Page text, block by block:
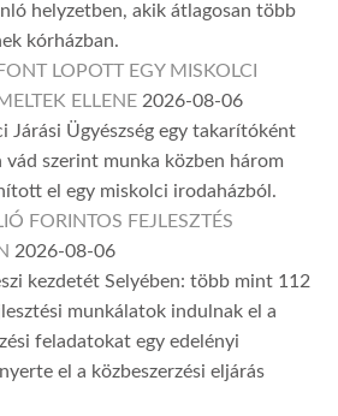
helyzetben, akik átlagosan több
kórházban.
LOPOTT EGY MISKOLCI
ELLENE 2026-08-06
Járási Ügyészség egy takarítóként
vád szerint munka közben három
el egy miskolci irodaházból.
FORINTOS FEJLESZTÉS
2026-08-06
kezdetét Selyében: több mint 112
munkálatok indulnak el a
feladatokat egy edelényi
el a közbeszerzési eljárás